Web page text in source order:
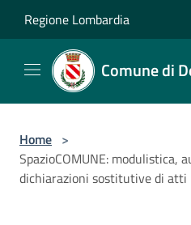
Regione Lombardia
Comune di
Home >
SpazioCOMUNE: modulistica,
dichiarazioni sostitutive di atti